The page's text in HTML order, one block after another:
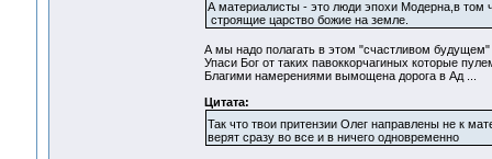
А материалисты - это люди эпохи Модерна,в том
строящие царство божие на земле.
А мы надо полагать в этом "счастливом
Упаси Бог от таких павоккорчагиных которые
Благими намерениями вымощена дорога в Ад ...
Цитата:
Так что твои притензии Олег направлены не к
верят сразу во все и в ничего одновременно